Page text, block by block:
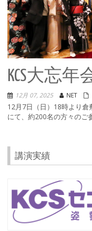
KCS大忘年
12月 07, 2025 NET
12月7日（日）18時より
にて、約200名の方々の
講演実績